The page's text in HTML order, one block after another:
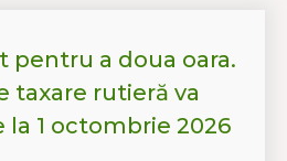
pentru a doua oara.
taxare rutieră va
la 1 octombrie 2026